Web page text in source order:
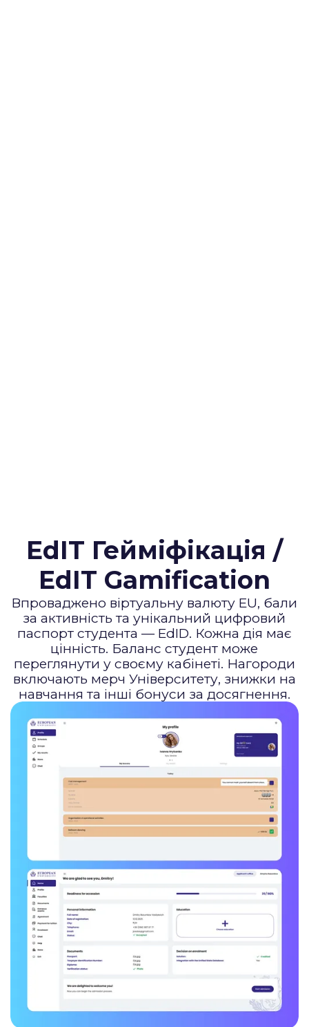
EdIT Гейміфікація /
EdIT Gamification
Впроваджено віртуальну валюту EU, бали
за активність та унікальний цифровий
паспорт студента — EdID. Кожна дія має
цінність. Баланс студент може
переглянути у своєму кабінеті. Нагороди
включають мерч Університету, знижки на
навчання та інші бонуси за досягнення.